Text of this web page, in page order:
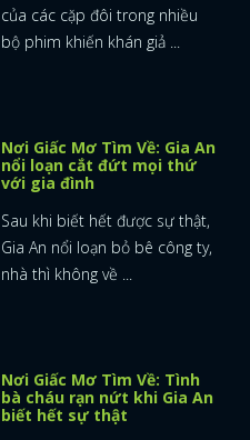
của các cặp đôi trong nhiều
bộ phim khiến khán giả ...
Nơi Giấc Mơ Tìm Về: Gia An
nổi loạn cắt đứt mọi thứ
với gia đình
Sau khi biết hết được sự thật,
Gia An nổi loạn bỏ bê công ty,
nhà thì không về ...
Nơi Giấc Mơ Tìm Về: Tình
bà cháu rạn nứt khi Gia An
biết hết sự thật